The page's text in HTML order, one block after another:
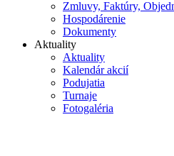
Zmluvy, Faktúry,
Hospodárenie
Dokumenty
Aktuality
Aktuality
Kalendár akcií
Podujatia
Turnaje
Fotogaléria